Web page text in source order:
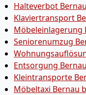
Halteverbot
Klaviertransport
Möbeleinlagerung
Seniorenumzug
Entsorgung
Kleintransporte
Möbeltaxi Bernau